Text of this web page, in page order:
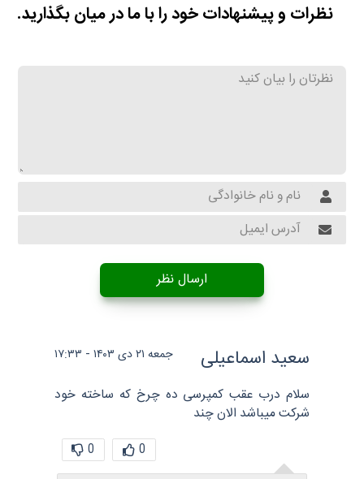
نظرات و پیشنهادات خود را با ما در میان بگذارید.
ارسال نظر
سعید اسماعیلی جمعه ۲۱ دی ۱۴۰۳ - ۱۷:۳۳
سلام درب عقب کمپرسی ده چرخ که ساخته خود
شرکت میباشد الان چند